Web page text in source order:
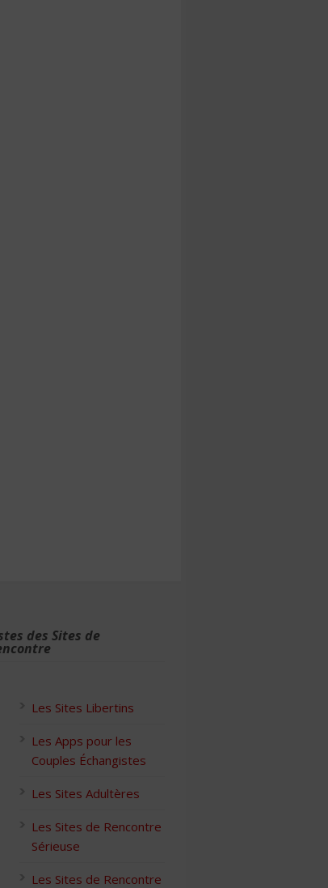
des Sites de
Les Sites Libertins
Les Apps pour les
Couples Échangistes
Les Sites Adultères
Les Sites de Rencontre
Sérieuse
Les Sites de Rencontre